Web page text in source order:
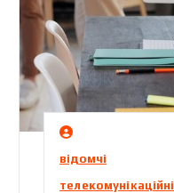
відомчі
телекомунікаційні